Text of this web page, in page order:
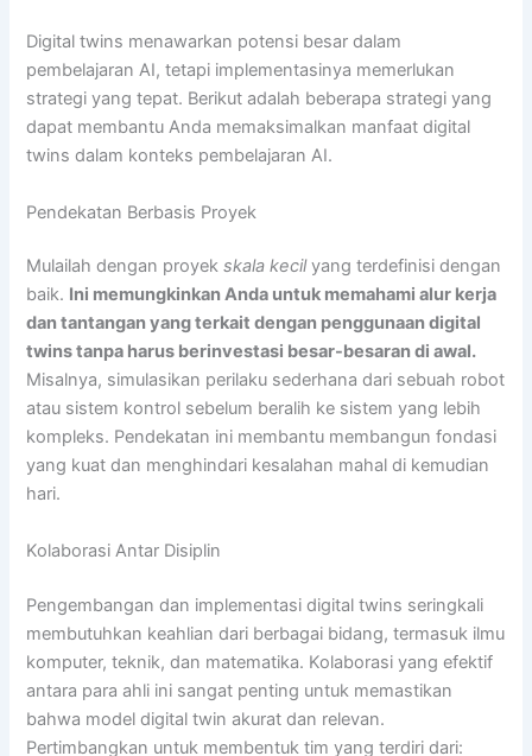
Digital twins menawarkan potensi besar dalam
pembelajaran AI, tetapi implementasinya memerlukan
strategi yang tepat. Berikut adalah beberapa strategi yang
dapat membantu Anda memaksimalkan manfaat digital
twins dalam konteks pembelajaran AI.
Pendekatan Berbasis Proyek
Mulailah dengan proyekskala kecilyang terdefinisi dengan
baik. Ini memungkinkan Anda untuk memahami alur kerja
dan tantangan yang terkait dengan penggunaan digital
twins tanpa harus berinvestasi besar-besaran di awal.
Misalnya, simulasikan perilaku sederhana dari sebuah robot
atau sistem kontrol sebelum beralih ke sistem yang lebih
kompleks. Pendekatan ini membantu membangun fondasi
yang kuat dan menghindari kesalahan mahal di kemudian
hari.
Kolaborasi Antar Disiplin
Pengembangan dan implementasi digital twins seringkali
membutuhkan keahlian dari berbagai bidang, termasuk ilmu
komputer, teknik, dan matematika. Kolaborasi yang efektif
antara para ahli ini sangat penting untuk memastikan
bahwa model digital twin akurat dan relevan.
Pertimbangkan untuk membentuk tim yang terdiri dari: